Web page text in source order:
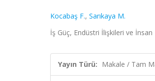
Kocabaş F., Sarıkaya M.
İş Güç, Endüstri İlişkileri ve
Yayın Türü: Makale / Tam